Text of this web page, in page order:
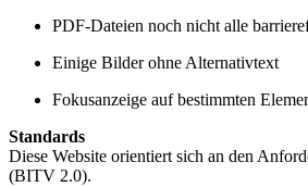
PDF-Dateien noch nicht alle
Einige Bilder ohne Alternativtext
Fokusanzeige auf bestimmten
Standards
Diese Website orientiert sich an den
(BITV 2.0).